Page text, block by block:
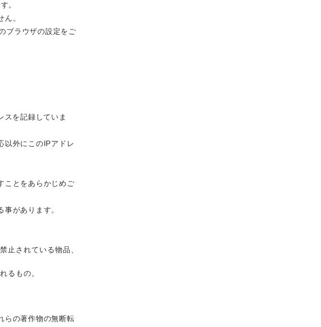
。
。
ブラウザの設定をご
スを記録していま
以外にこのIPアドレ
ことをあらかじめご
があります。
止されている物品、
るもの。
らの著作物の無断転